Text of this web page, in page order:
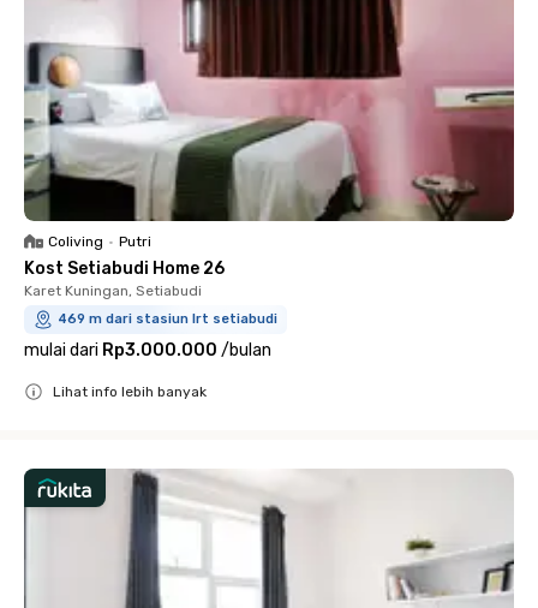
Coliving • Putri
Kost Setiabudi Home 26
Karet Kuningan, Setiabudi
469 m dari stasiun lrt setiabudi
mulai dari Rp3.000.000 /bulan
Lihat info lebih banyak